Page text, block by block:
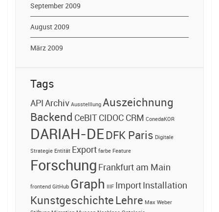
September 2009
August 2009
März 2009
Tags
API Archiv Ausstelllung Auszeichnung
Backend CeBITCIDOC CRM ConedaKOR
DARIAH-DEDFK Paris Digitale
Strategie Entität Export farbe Feature
Forschung Frankfurt am Main
frontend GitHub Graph IIIF ImportInstallation
KunstgeschichteLehre Max Weber